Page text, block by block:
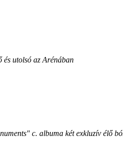
és utolsó az Arénában
c. albuma két exkluzív élő